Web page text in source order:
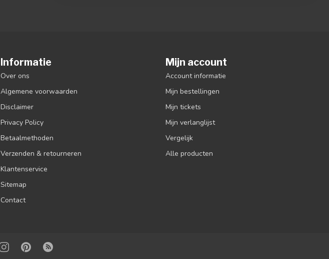
Informatie
Over ons
Algemene voorwaarden
Disclaimer
Privacy Policy
Betaalmethoden
Verzenden & retourneren
Klantenservice
Sitemap
Contact
Mijn account
Account informatie
Mijn bestellingen
Mijn tickets
Mijn verlanglijst
Vergelijk
Alle producten